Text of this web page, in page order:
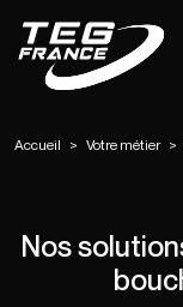
Accueil > Votre métier >
Nos